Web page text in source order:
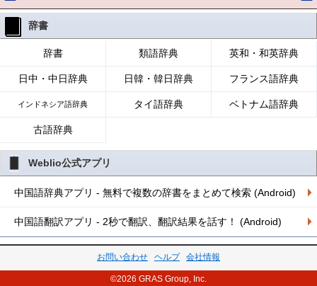
辞書
辞書 類語辞典 英和・和英辞典
日中・中日辞典 日韓・韓日辞典 フランス語辞典
インドネシア語辞典 タイ語辞典 ベトナム語辞典
古語辞典
Weblio公式アプリ
中国語辞典アプリ - 無料で複数の辞書をまとめて検索 (Android)
中国語翻訳アプリ - 2秒で翻訳、翻訳結果を話す！ (Android)
お問い合わせ ヘルプ 会社情報
©2026 GRAS Group, Inc.